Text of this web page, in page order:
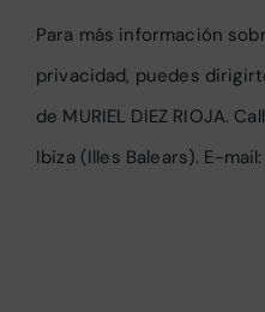
Para más información
privacidad, puedes
de MURIEL DIEZ RIOJA.
Ibiza (Illes Balears). E-mail: